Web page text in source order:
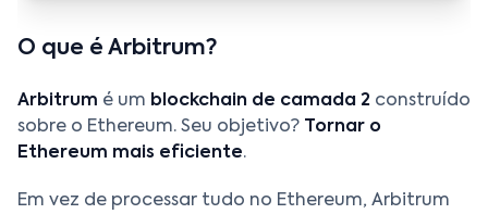
O que é Arbitrum?
Arbitrum é um blockchain de camada 2 construído
sobre o Ethereum. Seu objetivo? Tornar o
Ethereum mais eficiente.
Em vez de processar tudo no Ethereum, Arbitrum